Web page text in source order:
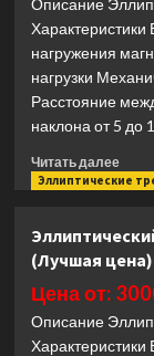
Aura
G3-
цена)
Описание
нагружения
нагрузки
Расстояние
наклона от 5 до
Читать далее
DFC
цена)
Эллиптические
(Лучшая цена)
Цена от:
Описание